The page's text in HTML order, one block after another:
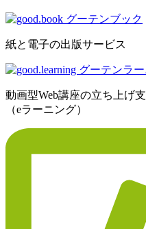
紙と電子の出版サービス
動画型Web講座の立ち上げ
（eラーニング）